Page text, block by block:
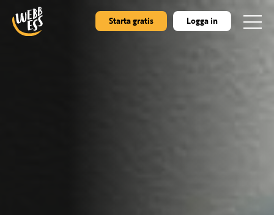
Starta gratis Logga in